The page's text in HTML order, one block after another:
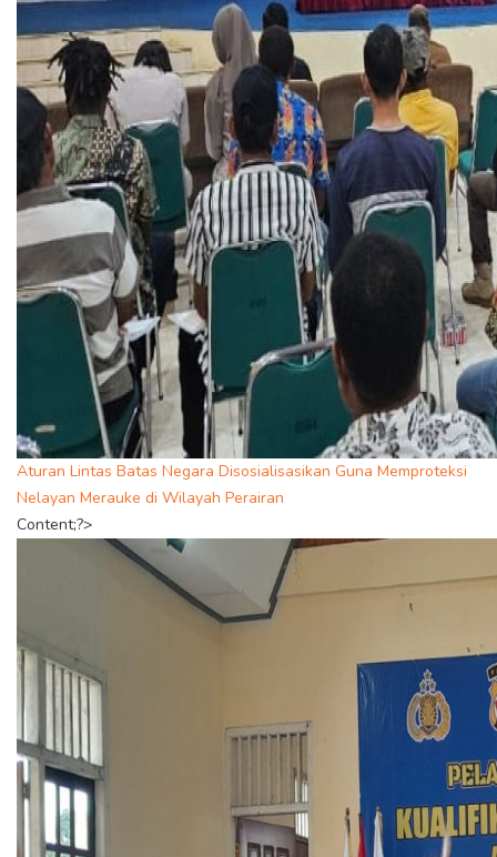
Aturan Lintas Batas Negara Disosialisasikan Guna Memproteksi
Nelayan Merauke di Wilayah Perairan
Content;?>